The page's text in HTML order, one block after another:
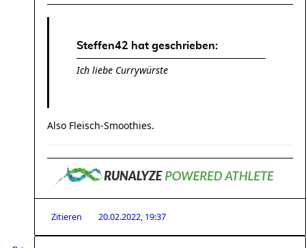
Steffen42 hat geschrieben:
Ich liebe Currywürste
Also Fleisch-Smoothies.
Zitieren 20.02.2022, 19:37